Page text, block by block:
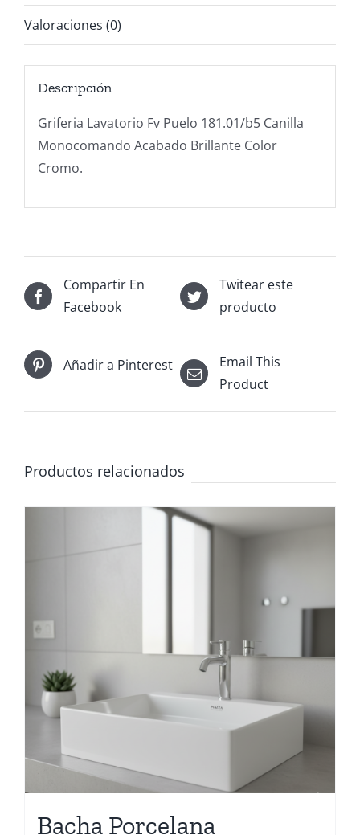
Valoraciones (0)
Descripción
Griferia Lavatorio Fv Puelo 181.01/b5 Canilla
Monocomando Acabado Brillante Color
Cromo.
Compartir En
Facebook
Twitear este
producto
Añadir a Pinterest
Email This
Product
Productos relacionados
Bacha Porcelana